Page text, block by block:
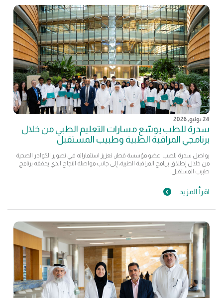
24 يونيو, 2026
سدرة للطب يوسّع مسارات التعليم الطبي من خلال
برنامجي المراقبة الطبية وطبيب المستقبل
يواصل سدرة للطب، عضو مؤسسة قطر، تعزيز استثماراته في تطوير الكوادر الصحية
من خلال إطلاق برنامج المراقبة الطبية، إلى جانب مواصلة النجاح الذي يحققه برنامج
طبيب المستقبل.
اقرأ المزيد